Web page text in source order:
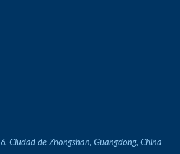
Ciudad de Zhongshan, Guangdong, China